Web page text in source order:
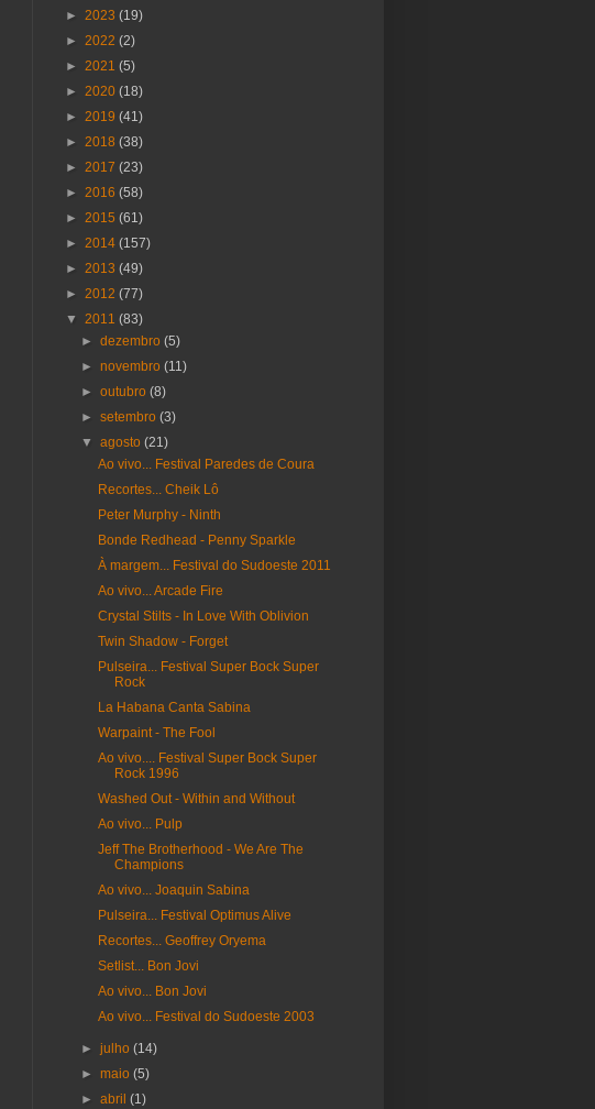
► 2023 (19)
► 2022 (2)
► 2021 (5)
► 2020 (18)
► 2019 (41)
► 2018 (38)
► 2017 (23)
► 2016 (58)
► 2015 (61)
► 2014 (157)
► 2013 (49)
► 2012 (77)
▼ 2011 (83)
►dezembro(5)
►novembro(11)
►outubro(8)
►setembro(3)
▼agosto(21)
Ao vivo... Festival Paredes de Coura
Recortes... Cheik Lô
Peter Murphy - Ninth
Bonde Redhead - Penny Sparkle
À margem... Festival do Sudoeste 2011
Ao vivo... Arcade Fire
Crystal Stilts - In Love With Oblivion
Twin Shadow - Forget
Pulseira... Festival Super Bock Super
Rock
La Habana Canta Sabina
Warpaint - The Fool
Ao vivo.... Festival Super Bock Super
Rock 1996
Washed Out - Within and Without
Ao vivo... Pulp
Jeff The Brotherhood - We Are The
Champions
Ao vivo... Joaquin Sabina
Pulseira... Festival Optimus Alive
Recortes... Geoffrey Oryema
Setlist... Bon Jovi
Ao vivo... Bon Jovi
Ao vivo... Festival do Sudoeste 2003
►julho(14)
►maio(5)
►abril(1)